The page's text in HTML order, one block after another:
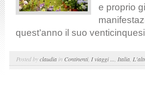
e proprio
quest’anno il suo
Posted byclaudia in Continenti, I viaggi ... Italia